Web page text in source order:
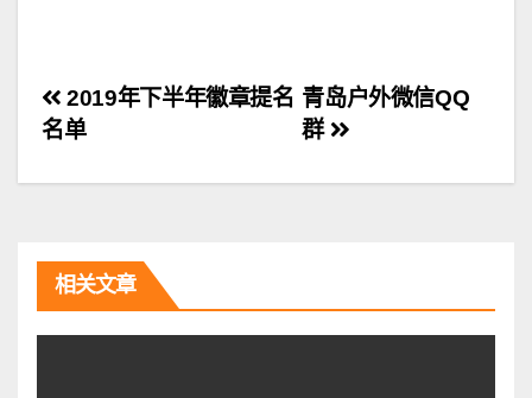
文
章
航
青岛户外微信QQ
群
2019年下半年徽章提名
名单
相关文章